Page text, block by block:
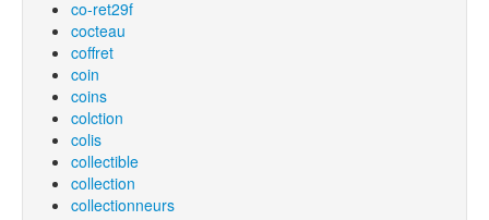
co-ret29f
cocteau
coffret
coin
coins
colction
colis
collectible
collection
collectionneurs